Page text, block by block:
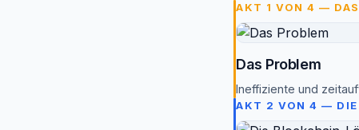
AKT 1 VON 4 — DAS
Das Problem
Ineffiziente und
AKT 2 VON 4 — DIE